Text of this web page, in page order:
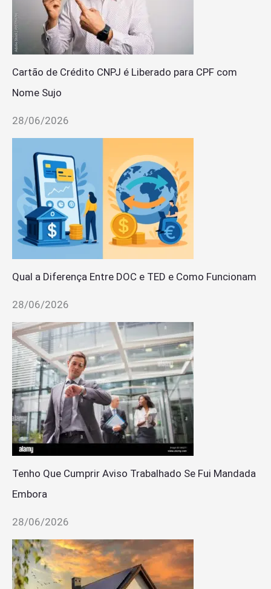
Cartão de Crédito CNPJ é Liberado para CPF com
Nome Sujo
28/06/2026
Qual a Diferença Entre DOC e TED e Como Funcionam
28/06/2026
Tenho Que Cumprir Aviso Trabalhado Se Fui Mandada
Embora
28/06/2026